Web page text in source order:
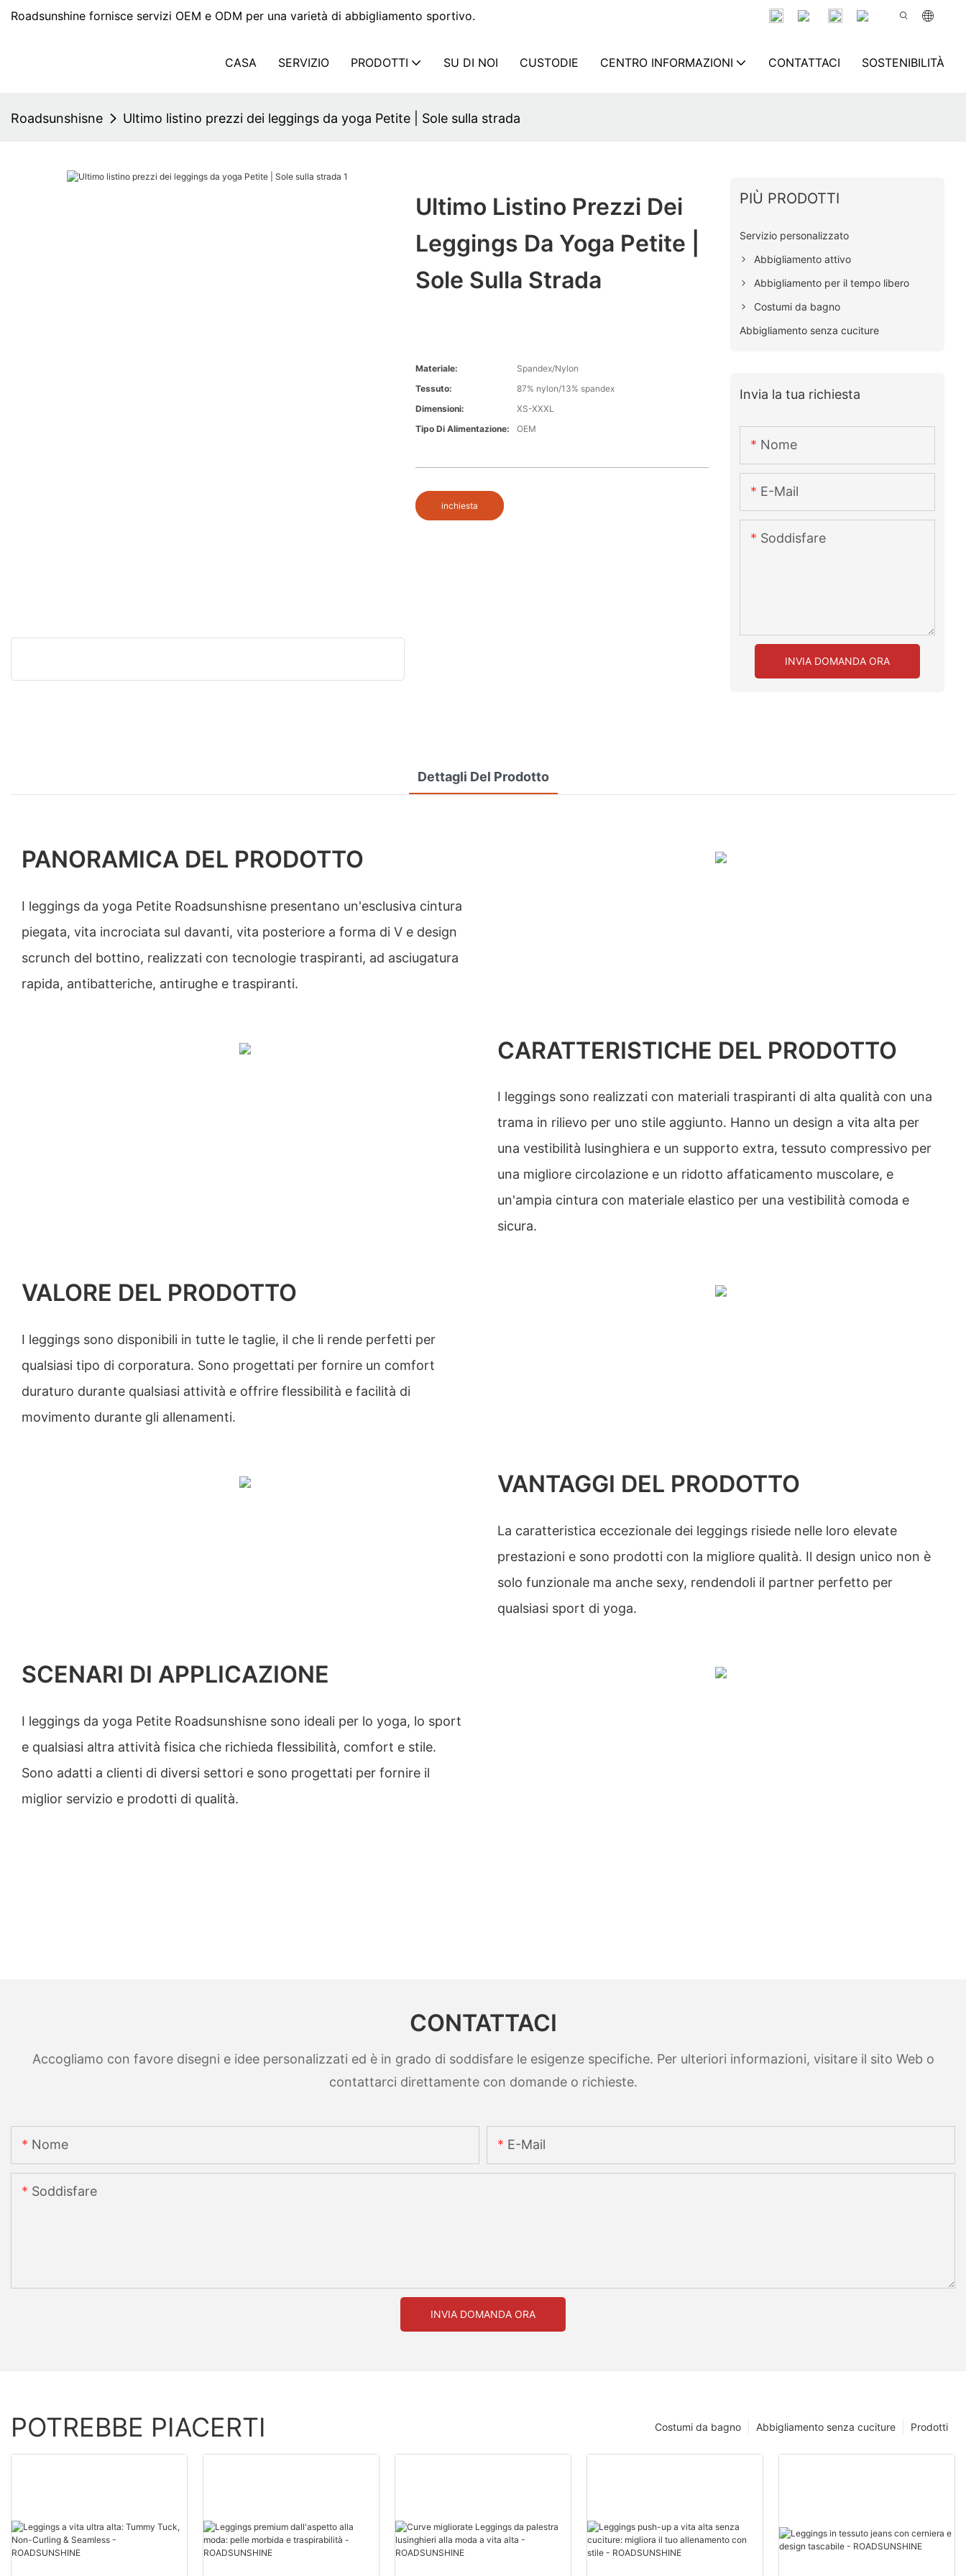
Roadsunshine fornisce servizi OEM e ODM per una varietà di abbigliamento sportivo.
CASA SERVIZIO PRODOTTI SU DI NOI CUSTODIE CENTRO INFORMAZIONI CONTATTACI SOSTENIBILITÀ
Roadsunshisne Ultimo listino prezzi dei leggings da yoga Petite | Sole sulla strada
Ultimo Listino Prezzi Dei
Leggings Da Yoga Petite |
Sole Sulla Strada
Materiale:
Spandex/Nylon
Tessuto:
87% nylon/13% spandex
Dimensioni:
XS-XXXL
Tipo Di Alimentazione:
OEM
inchiesta
PIÙ PRODOTTI
Servizio personalizzato
Abbigliamento attivo
Abbigliamento per il tempo libero
Costumi da bagno
Abbigliamento senza cuciture
Invia la tua richiesta
Nome
E-Mail
Soddisfare
INVIA DOMANDA ORA
Dettagli Del Prodotto
PANORAMICA DEL PRODOTTO
I leggings da yoga Petite Roadsunshisne presentano un'esclusiva cintura
piegata, vita incrociata sul davanti, vita posteriore a forma di V e design
scrunch del bottino, realizzati con tecnologie traspiranti, ad asciugatura
rapida, antibatteriche, antirughe e traspiranti.
CARATTERISTICHE DEL PRODOTTO
I leggings sono realizzati con materiali traspiranti di alta qualità con una
trama in rilievo per uno stile aggiunto. Hanno un design a vita alta per
una vestibilità lusinghiera e un supporto extra, tessuto compressivo per
una migliore circolazione e un ridotto affaticamento muscolare, e
un'ampia cintura con materiale elastico per una vestibilità comoda e
sicura.
VALORE DEL PRODOTTO
I leggings sono disponibili in tutte le taglie, il che li rende perfetti per
qualsiasi tipo di corporatura. Sono progettati per fornire un comfort
duraturo durante qualsiasi attività e offrire flessibilità e facilità di
movimento durante gli allenamenti.
VANTAGGI DEL PRODOTTO
La caratteristica eccezionale dei leggings risiede nelle loro elevate
prestazioni e sono prodotti con la migliore qualità. Il design unico non è
solo funzionale ma anche sexy, rendendoli il partner perfetto per
qualsiasi sport di yoga.
SCENARI DI APPLICAZIONE
I leggings da yoga Petite Roadsunshisne sono ideali per lo yoga, lo sport
e qualsiasi altra attività fisica che richieda flessibilità, comfort e stile.
Sono adatti a clienti di diversi settori e sono progettati per fornire il
miglior servizio e prodotti di qualità.
CONTATTACI
Accogliamo con favore disegni e idee personalizzati ed è in grado di soddisfare le esigenze specifiche. Per ulteriori informazioni, visitare il sito Web o
contattarci direttamente con domande o richieste.
Nome E-Mail
Soddisfare
INVIA DOMANDA ORA
POTREBBE PIACERTI Prodotti
Abbigliamento senza cuciture
Costumi da bagno